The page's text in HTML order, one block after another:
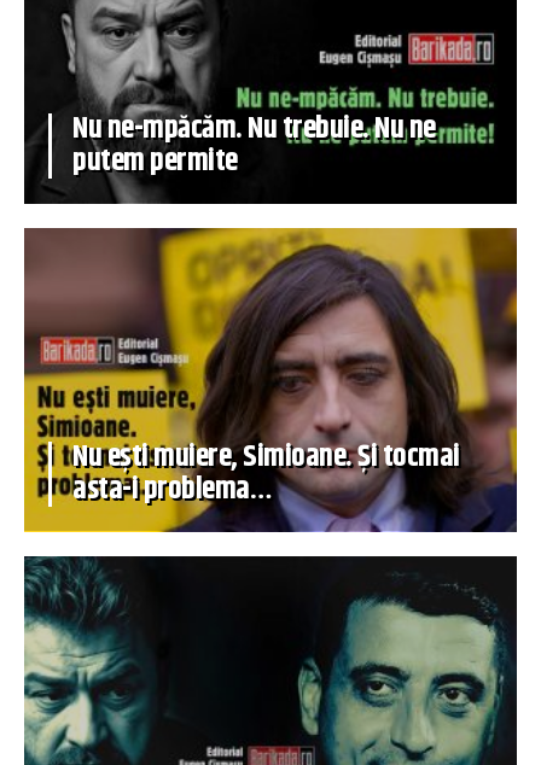
Nu ne-mpăcăm. Nu trebuie. Nu ne
putem permite
Nu ești muiere, Simioane. Și tocmai
asta-i problema…